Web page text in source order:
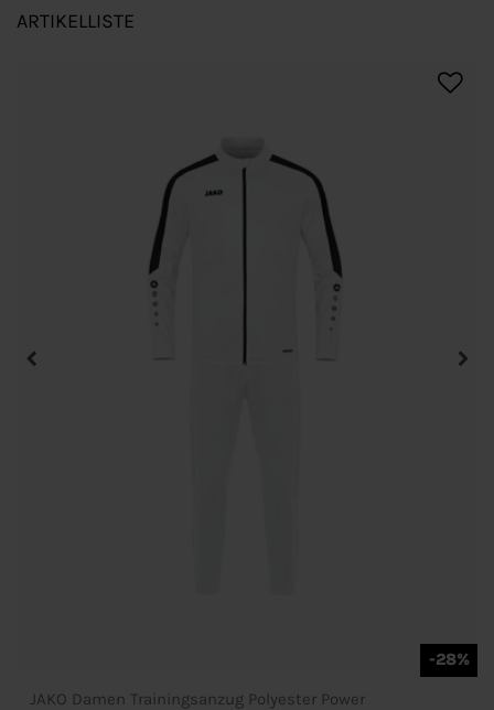
ARTIKELLISTE
-28%
JAKO Damen Trainingsanzug Polyester Power